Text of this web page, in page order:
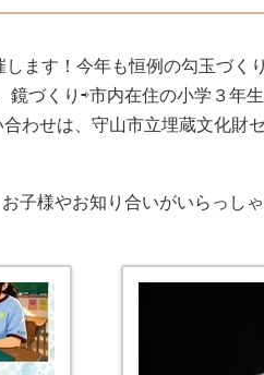
ます！今年も恒例の勾玉づ
鏡づくり⇨市内在住の小学３年
わせは、守山市立埋蔵文化財
子様やお知り合いがいらっし